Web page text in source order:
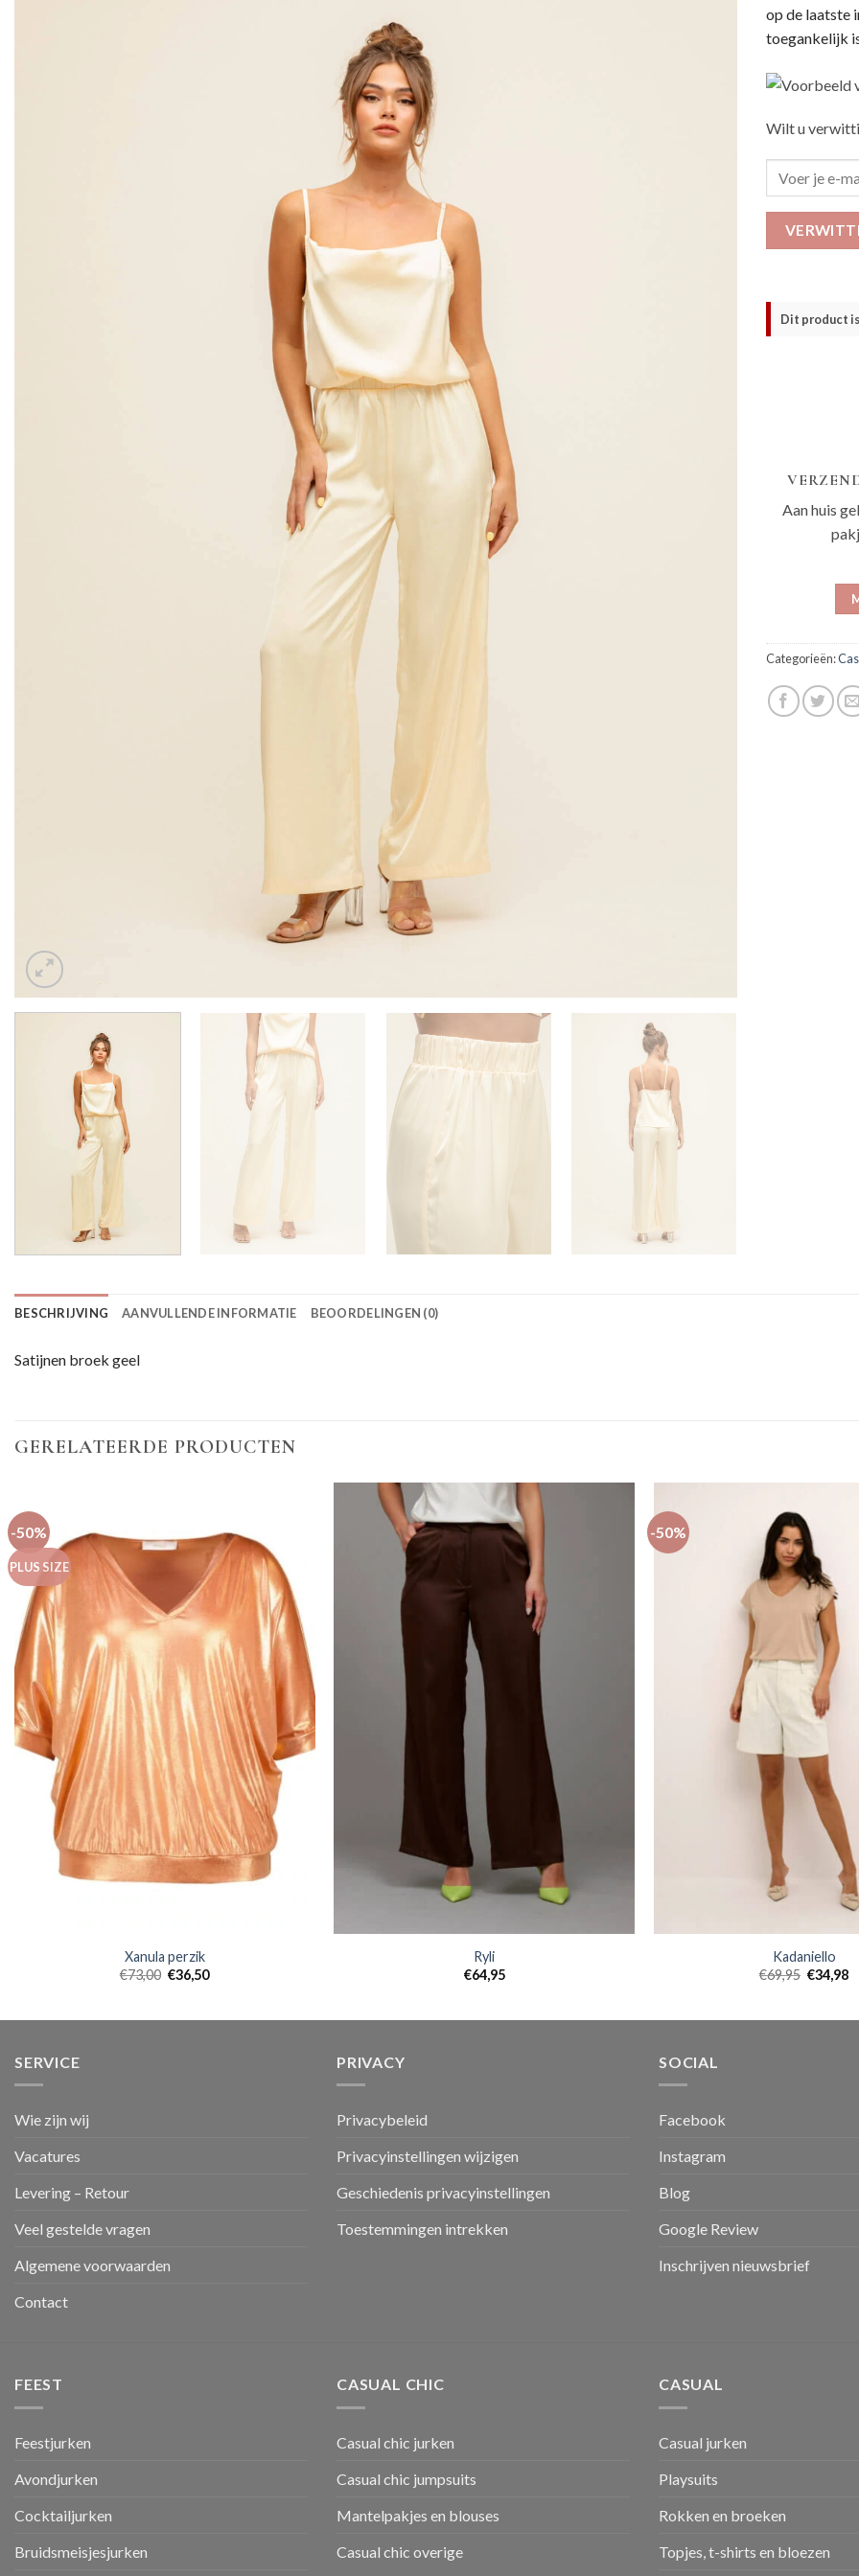
op de laatste
toegankelijk
Wilt u
Dit product
Aan huis
Categorieën:
BESCHRIJVING AANVULLENDE INFORMATIE BEOORDELINGEN (0)
Satijnen broek geel
GERELATEERDE PRODUCTEN
-50%
PLUS SIZE
Xanula perzik
€73,00 €36,50
Ryli
€64,95
-50%
Kadaniello
€69,95 €34,98
SERVICE
Wie zijn wij
Vacatures
Levering – Retour
Veel gestelde vragen
Algemene voorwaarden
Contact
PRIVACY
Privacybeleid
Privacyinstellingen wijzigen
Geschiedenis privacyinstellingen
Toestemmingen intrekken
SOCIAL
Facebook
Instagram
Blog
Google Review
Inschrijven nieuwsbrief
FEEST
Feestjurken
Avondjurken
Cocktailjurken
Bruidsmeisjesjurken
CASUAL CHIC
Casual chic jurken
Casual chic jumpsuits
Mantelpakjes en blouses
Casual chic overige
CASUAL
Casual jurken
Playsuits
Rokken en broeken
Topjes, t-shirts en bloezen